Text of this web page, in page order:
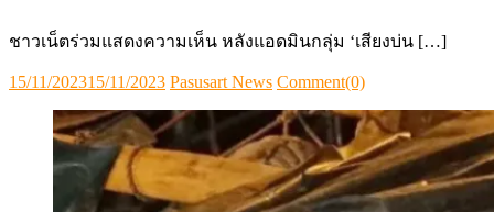
ชาวเน็ตร่วมแสดงความเห็น หลังแอดมินกลุ่ม ‘เสียงบ่น […]
Posted
15/11/202315/11/2023 Author
Pasusart News Comment(0)